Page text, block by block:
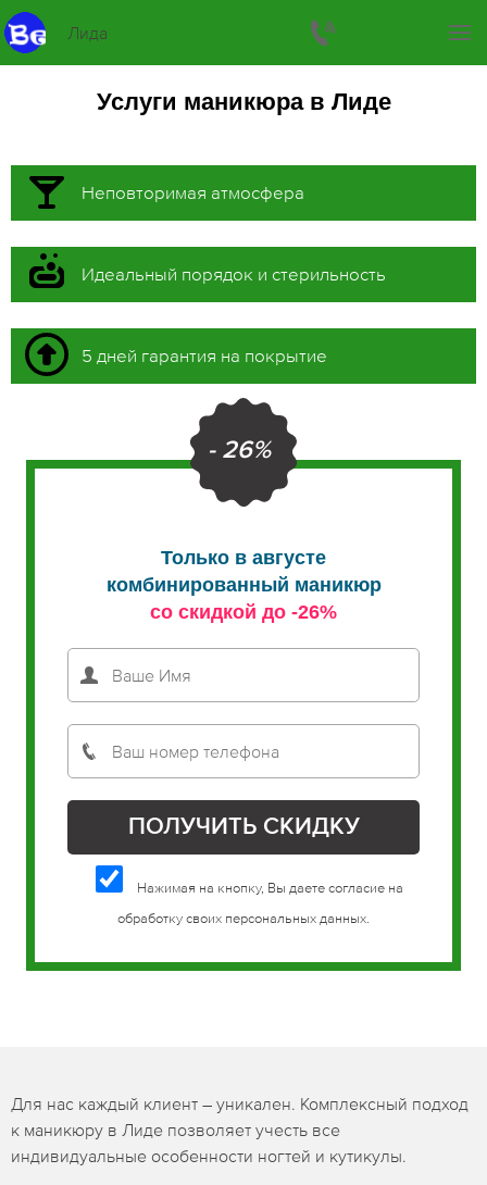
Лида
Услуги маникюра в Лиде
Неповторимая атмосфера
Идеальный порядок и стерильность
5 дней гарантия на покрытие
- 26%
Только в августе
комбинированный маникюр
со скидкой до -26%
Нажимая на кнопку, Вы даете согласие на
обработку своих персональных данных.
Для нас каждый клиент – уникален. Комплексный подход
к маникюру в Лиде позволяет учесть все
индивидуальные особенности ногтей и кутикулы.